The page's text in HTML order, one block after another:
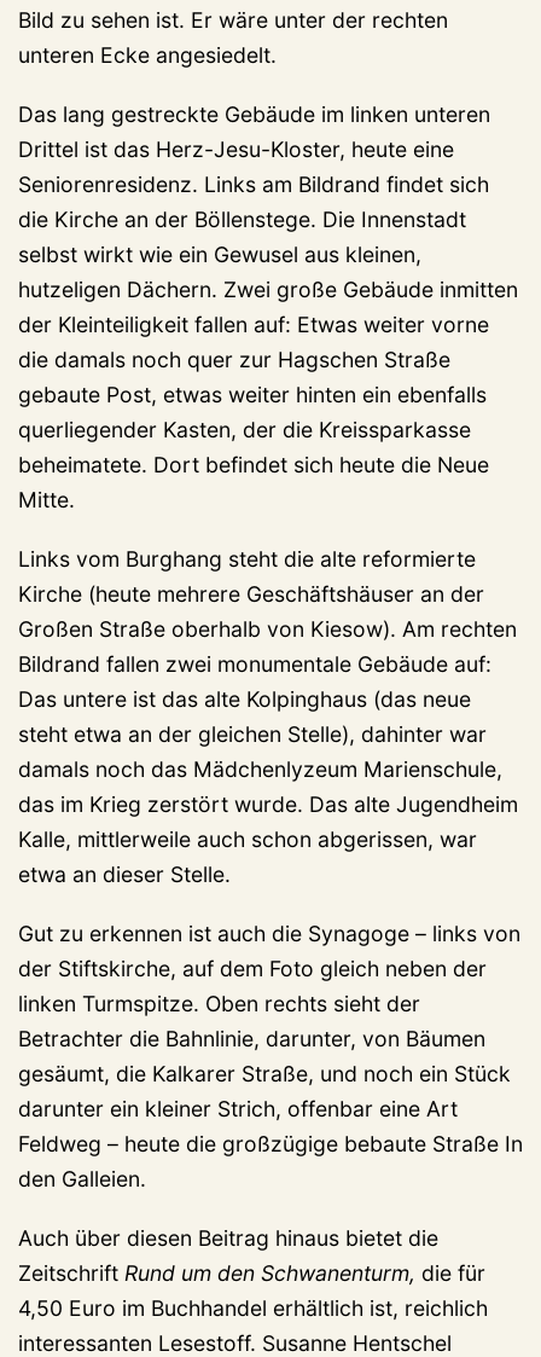
Bild zu sehen ist. Er wäre unter der rechten
unteren Ecke angesiedelt.
Das lang gestreckte Gebäude im linken unteren
Drittel ist das Herz-Jesu-Kloster, heute eine
Seniorenresidenz. Links am Bildrand findet sich
die Kirche an der Böllenstege. Die Innenstadt
selbst wirkt wie ein Gewusel aus kleinen,
hutzeligen Dächern. Zwei große Gebäude inmitten
der Kleinteiligkeit fallen auf: Etwas weiter vorne
die damals noch quer zur Hagschen Straße
gebaute Post, etwas weiter hinten ein ebenfalls
querliegender Kasten, der die Kreissparkasse
beheimatete. Dort befindet sich heute die Neue
Mitte.
Links vom Burghang steht die alte reformierte
Kirche (heute mehrere Geschäftshäuser an der
Großen Straße oberhalb von Kiesow). Am rechten
Bildrand fallen zwei monumentale Gebäude auf:
Das untere ist das alte Kolpinghaus (das neue
steht etwa an der gleichen Stelle), dahinter war
damals noch das Mädchenlyzeum Marienschule,
das im Krieg zerstört wurde. Das alte Jugendheim
Kalle, mittlerweile auch schon abgerissen, war
etwa an dieser Stelle.
Gut zu erkennen ist auch die Synagoge – links von
der Stiftskirche, auf dem Foto gleich neben der
linken Turmspitze. Oben rechts sieht der
Betrachter die Bahnlinie, darunter, von Bäumen
gesäumt, die Kalkarer Straße, und noch ein Stück
darunter ein kleiner Strich, offenbar eine Art
Feldweg – heute die großzügige bebaute Straße In
den Galleien.
Auch über diesen Beitrag hinaus bietet die
Zeitschrift Rund um den Schwanenturm, die für
4,50 Euro im Buchhandel erhältlich ist, reichlich
interessanten Lesestoff. Susanne Hentschel